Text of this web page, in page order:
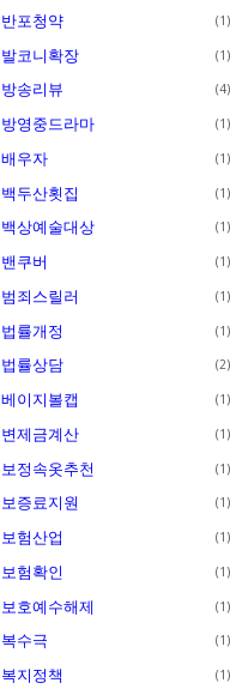
반포청약 1
발코니확장 1
방송리뷰 4
방영중드라마 1
배우자 1
백두산횟집 1
백상예술대상 1
밴쿠버 1
범죄스릴러 1
법률개정 1
법률상담 2
베이지볼캡 1
변제금계산 1
보정속옷추천 1
보증료지원 1
보험산업 1
보험확인 1
보호예수해제 1
복수극 1
복지정책 1